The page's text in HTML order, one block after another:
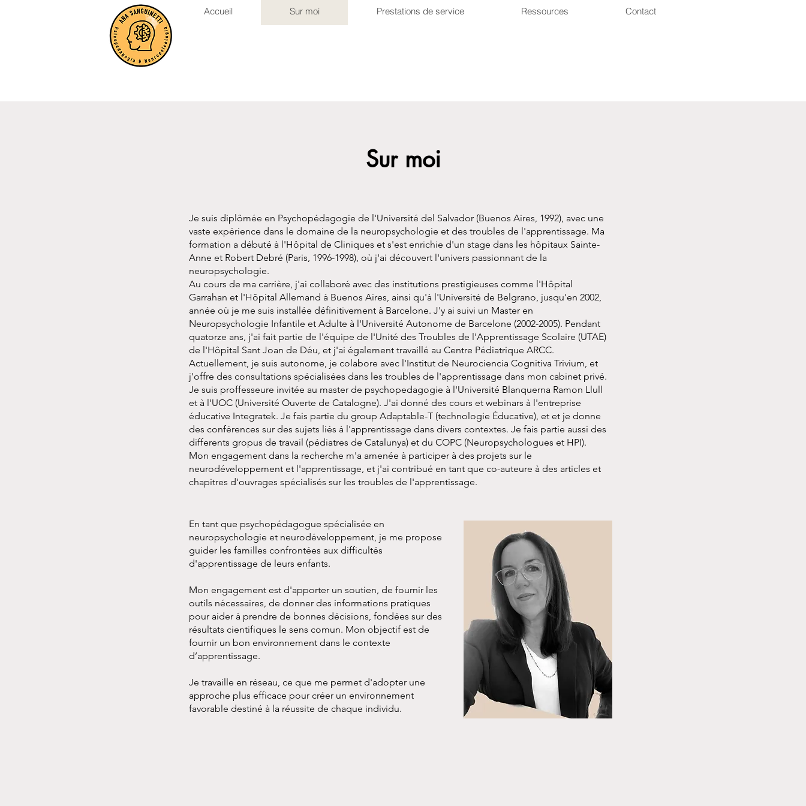
Sur moi
Je suis diplômée en Psychopédagogie de l'Université del Salvador (Buenos Aires, 1992), avec une
vaste expérience dans le domaine de la neuropsychologie et des troubles de l'apprentissage. Ma
formation a débuté à l'Hôpital de Cliniques et s'est enrichie d'un stage dans les hôpitaux Sainte-
Anne et Robert Debré (Paris, 1996-1998), où j'ai découvert l'univers passionnant de la
neuropsychologie.
Au cours de ma carrière, j'ai collaboré avec des institutions prestigieuses comme l'Hôpital
Garrahan et l'Hôpital Allemand à Buenos Aires, ainsi qu'à l'Université de Belgrano, jusqu'en 2002,
année où je me suis installée définitivement à Barcelone. J'y ai suivi un Master en
Neuropsychologie Infantile et Adulte à l'Université Autonome de Barcelone (2002-2005). Pendant
quatorze ans, j'ai fait partie de l'équipe de l'Unité des Troubles de l'Apprentissage Scolaire (UTAE)
de l'Hôpital Sant Joan de Déu, et j'ai également travaillé au Centre Pédiatrique ARCC.
Actuellement, je suis autonome, je colabore avec l'Institut de Neurociencia Cognitiva Trivium, et
j'offre des consultations spécialisées dans les troubles de l'apprentissage dans mon cabinet privé.
Je suis proffesseure invitée au master de psychopedagogie à l'Université Blanquerna Ramon Llull
et à l'UOC (Université Ouverte de Catalogne). J'ai donné des cours et webinars à l'entreprise
éducative Integratek. Je fais partie du group Adaptable-T (technologie Éducative), et et je donne
des conférences sur des sujets liés à l'apprentissage dans divers contextes. Je fais partie aussi des
differents gropus de travail (pédiatres de Catalunya) et du COPC (Neuropsychologues et HPI).
Mon engagement dans la recherche m'a amenée à participer à des projets sur le
neurodéveloppement et l'apprentissage, et j'ai contribué en tant que co-auteure à des articles et
chapitres d'ouvrages spécialisés sur les troubles de l'apprentissage.
En tant que psychopédagogue spécialisée en
neuropsychologie et neurodéveloppement, je me propose
guider les familles confrontées aux difficultés
d'apprentissage de leurs enfants.
Mon engagement est d'apporter un soutien, de fournir les
outils nécessaires, de donner des informations pratiques
pour aider à prendre de bonnes décisions, fondées sur des
résultats cientifiques le sens comun. Mon objectif est de
fournir un bon environnement dans le contexte
d’apprentissage.
Je travaille en réseau, ce que me permet d'adopter une
approche plus efficace pour créer un environnement
favorable destiné à la réussite de chaque individu.
Accueil Sur moi Prestations de service Ressources Contact